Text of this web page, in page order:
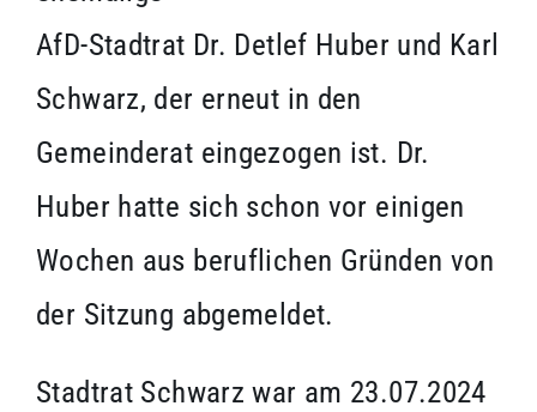
AfD-Stadtrat Dr. Detlef Huber und Karl
Schwarz, der erneut in den
Gemeinderat eingezogen ist. Dr.
Huber hatte sich schon vor einigen
Wochen aus beruflichen Gründen von
der Sitzung abgemeldet.
Stadtrat Schwarz war am 23.07.2024